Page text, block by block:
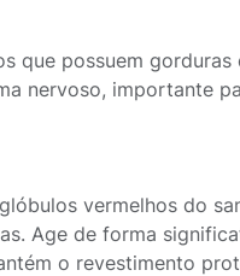
que possuem
nervoso, importante
vermelhos do
Age de forma
o revestimento